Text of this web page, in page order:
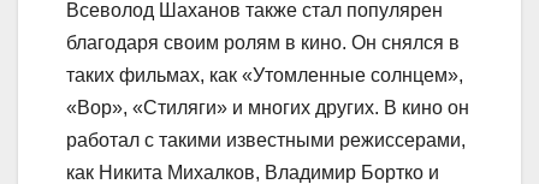
Всеволод Шаханов также стал популярен
благодаря своим ролям в кино. Он снялся в
таких фильмах, как «Утомленные солнцем»,
«Вор», «Стиляги» и многих других. В кино он
работал с такими известными режиссерами,
как Никита Михалков, Владимир Бортко и